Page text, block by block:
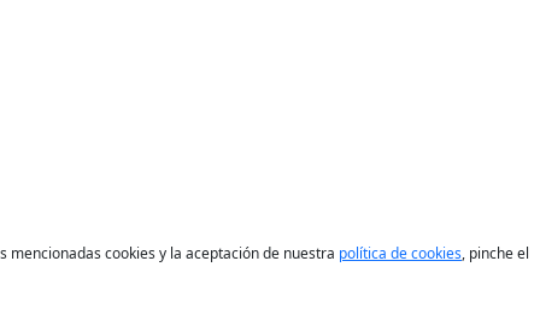
cookies y la aceptación de nuestra política de cookies, pinche el